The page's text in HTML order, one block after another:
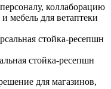
коллаборацию
мебель для ветаптеки
стойка-ресепшн
для магазинов,